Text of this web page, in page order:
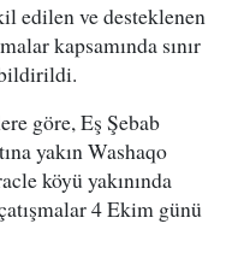
edilen ve desteklenen
kapsamında sınır
bildirildi.
göre, Eş Şebab
yakın Washaqo
köyü yakınında
4 Ekim günü